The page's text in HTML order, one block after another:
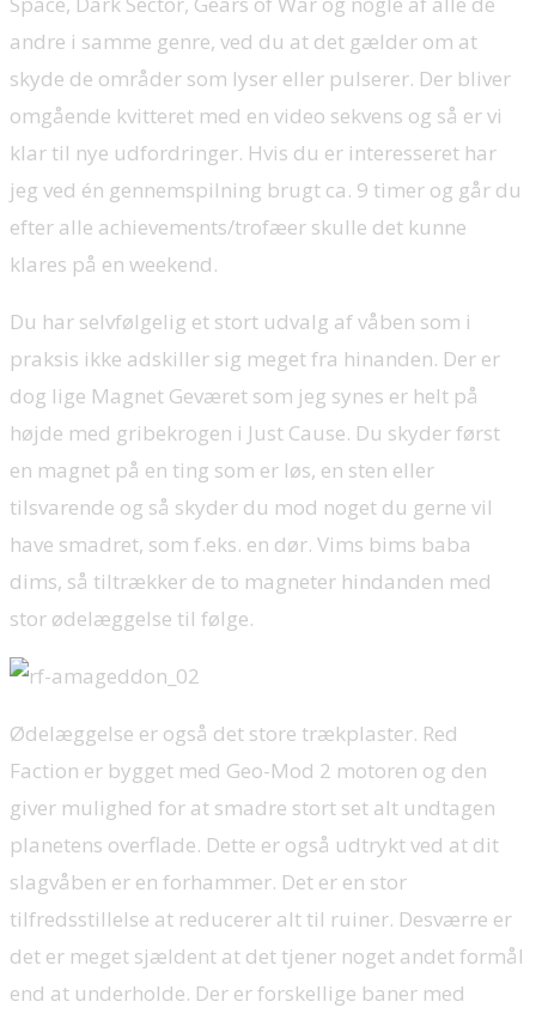
andre i samme genre, ved du at det gælder om at
skyde de områder som lyser eller pulserer. Der bliver
omgående kvitteret med en video sekvens og så er vi
klar til nye udfordringer. Hvis du er interesseret har
jeg ved én gennemspilning brugt ca. 9 timer og går du
efter alle achievements/trofæer skulle det kunne
klares på en weekend.
Du har selvfølgelig et stort udvalg af våben som i
praksis ikke adskiller sig meget fra hinanden. Der er
dog lige Magnet Geværet som jeg synes er helt på
højde med gribekrogen i Just Cause. Du skyder først
en magnet på en ting som er løs, en sten eller
tilsvarende og så skyder du mod noget du gerne vil
have smadret, som f.eks. en dør. Vims bims baba
dims, så tiltrækker de to magneter hindanden med
stor ødelæggelse til følge.
Ødelæggelse er også det store trækplaster. Red
Faction er bygget med Geo-Mod 2 motoren og den
giver mulighed for at smadre stort set alt undtagen
planetens overflade. Dette er også udtrykt ved at dit
slagvåben er en forhammer. Det er en stor
tilfredsstillelse at reducerer alt til ruiner. Desværre er
det er meget sjældent at det tjener noget andet formål
end at underholde. Der er forskellige baner med